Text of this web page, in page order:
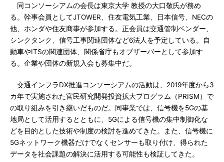
同コンソーシアムの会長は東京大学 教授の大口敬氏が務め
る。幹事会員としてJTOWER、住友電気工業、日本信号、NECの
他、ホンダや住友商事が参加する。正会員は交通管制ベンダー、
シンクタンク、信号工事関連団体など6法人を予定している。自
動車やITSの関連団体、関係省庁もオブザーバーとして参加す
る。企業や団体の新規入会も募集中だ。
交通インフラDX推進コンソーシアムの活動は、2019年度から3
カ年で実施された官民研究開発投資拡大プログラム（PRISM）で
の取り組みを引き継いだものだ。同事業では、信号機を5Gの基
地局として活用するとともに、5Gによる信号機の集中制御化な
どを目的とした技術や制度の検討を進めてきた。また、信号機に
5Gネットワーク機器だけでなくセンサーも取り付け、得られた
データを社会課題の解決に活用する可能性も検証してきた。